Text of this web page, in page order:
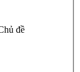
đề